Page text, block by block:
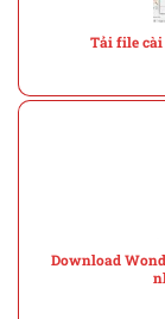
Tải file cài
Download